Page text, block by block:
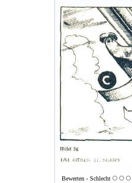
Bewerten - Schlecht